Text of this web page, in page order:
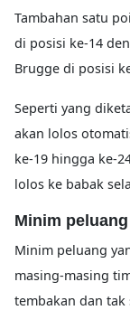
Tambahan satu
di posisi ke-14
Brugge di posisi
Seperti yang
akan lolos
ke-19 hingga ke-
lolos ke babak
Minim
Minim peluang
masing-masing
tembakan dan tak